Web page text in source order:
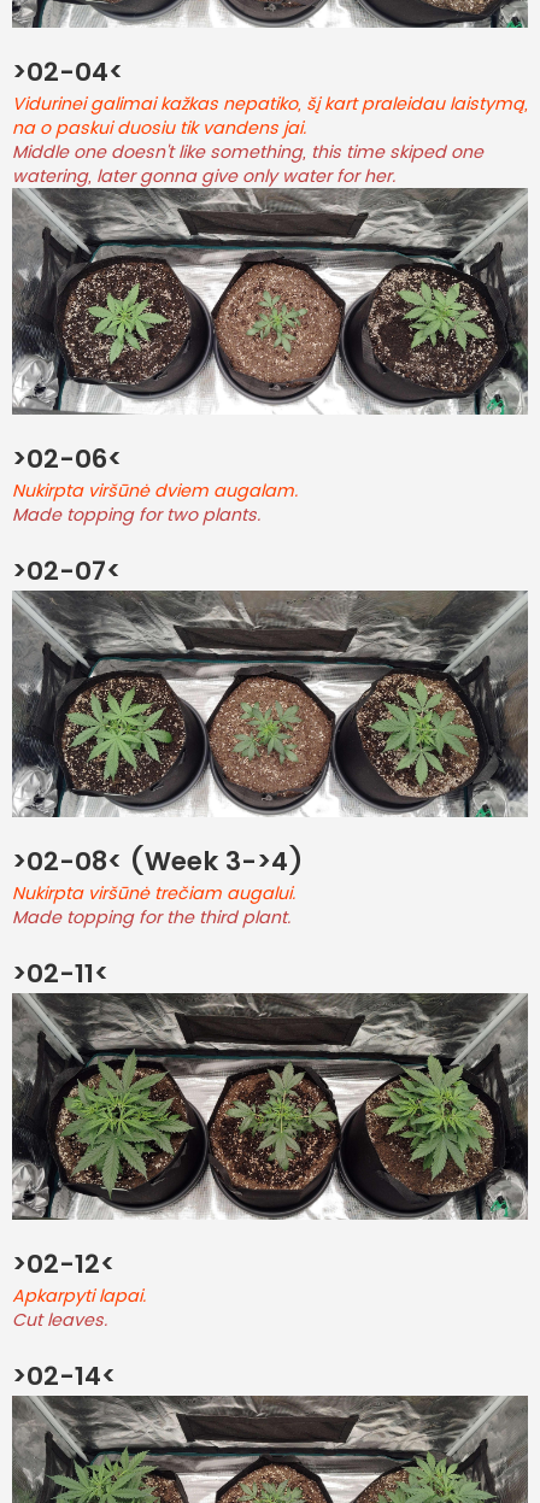
>02-04<
Vidurinei galimai kažkas nepatiko, šį kart praleidau laistymą,
na o paskui duosiu tik vandens jai.
Middle one doesn't like something, this time skiped one
watering, later gonna give only water for her.
>02-06<
Nukirpta viršūnė dviem augalam.
Made topping for two plants.
>02-07<
>02-08< (Week 3->4)
Nukirpta viršūnė trečiam augalui.
Made topping for the third plant.
>02-11<
>02-12<
Apkarpyti lapai.
Cut leaves.
>02-14<